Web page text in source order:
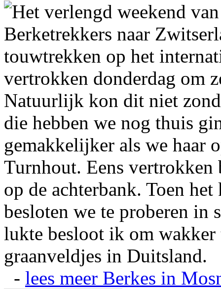
Het verlengd weekend
Berketrekkers naar
touwtrekken op het
vertrokken donderdag om
Natuurlijk kon dit niet
die hebben we nog thuis
gemakkelijker als we haar
Turnhout. Eens vertrokken
op de achterbank. Toen
besloten we te proberen in
lukte besloot ik om
graanveldjes in Duitsland.
- lees meer Berkes in